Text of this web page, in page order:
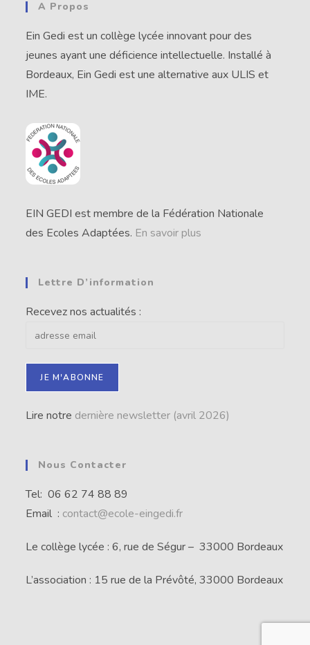
A Propos
Ein Gedi est un collège lycée innovant pour des
jeunes ayant une déficience intellectuelle. Installé à
Bordeaux, Ein Gedi est une alternative aux ULIS et
IME.
EIN GEDI est membre de la Fédération Nationale
des Ecoles Adaptées. En savoir plus
Lettre D’information
Recevez nos actualités :
Lire notre dernière newsletter (avril 2026)
Nous Contacter
Tel: 06 62 74 88 89
Email : contact@ecole-eingedi.fr
Le collège lycée : 6, rue de Ségur – 33000 Bordeaux
L’association : 15 rue de la Prévôté, 33000 Bordeaux